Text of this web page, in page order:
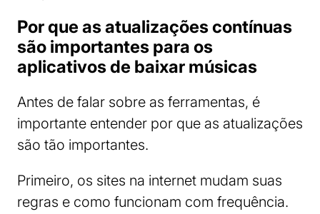
Por que as atualizações contínuas
são importantes para os
aplicativos de baixar músicas
Antes de falar sobre as ferramentas, é
importante entender por que as atualizações
são tão importantes.
Primeiro, os sites na internet mudam suas
regras e como funcionam com frequência.